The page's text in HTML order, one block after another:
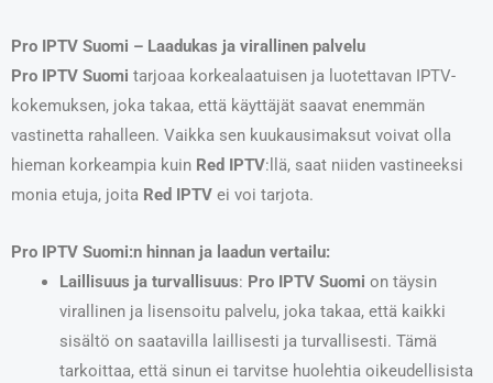
Pro IPTV Suomi – Laadukas ja virallinen palvelu
Pro IPTV Suomi tarjoaa korkealaatuisen ja luotettavan IPTV-
kokemuksen, joka takaa, että käyttäjät saavat enemmän
vastinetta rahalleen. Vaikka sen kuukausimaksut voivat olla
hieman korkeampia kuin Red IPTV:llä, saat niiden vastineeksi
monia etuja, joita Red IPTV ei voi tarjota.
Pro IPTV Suomi:n hinnan ja laadun vertailu:
Laillisuus ja turvallisuus: Pro IPTV Suomi on täysin
virallinen ja lisensoitu palvelu, joka takaa, että kaikki
sisältö on saatavilla laillisesti ja turvallisesti. Tämä
tarkoittaa, että sinun ei tarvitse huolehtia oikeudellisista